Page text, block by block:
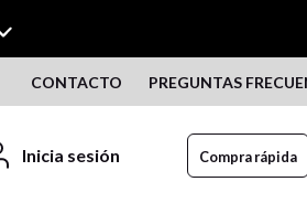
CONTACTO PREGUNTAS
Inicia sesión Compra rápida